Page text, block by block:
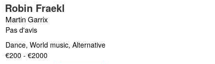
Robin Fraekl
Martin Garrix
Pas d'avis
Dance, World music, Alternative
€200 - €2000